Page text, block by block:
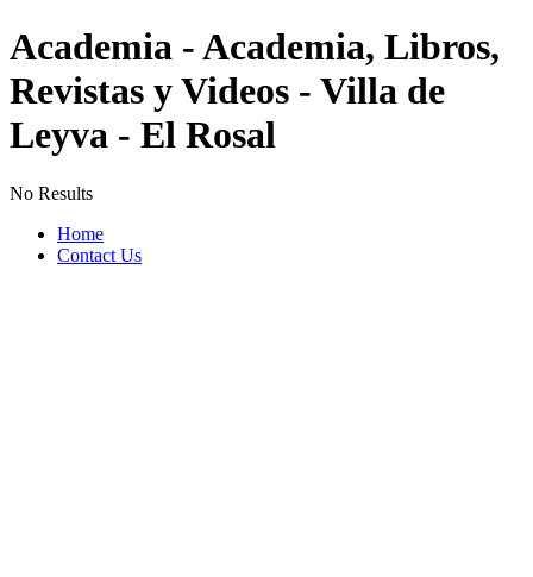
Academia - Academia, Libros,
Revistas y Videos - Villa de
Leyva - El Rosal
No Results
Home
Contact Us